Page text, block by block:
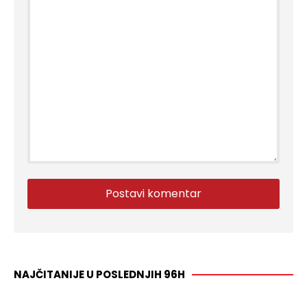
NAJČITANIJE U POSLEDNJIH 96H